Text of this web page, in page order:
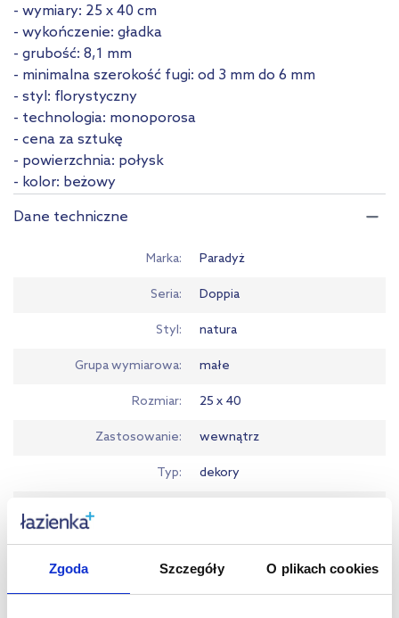
Zgoda Szczegóły O plikach cookies
- wymiary: 25 x 40 cm
- wykończenie: gładka
- grubość: 8,1 mm
- minimalna szerokość fugi: od 3 mm do 6 mm
- styl: florystyczny
- technologia: monoporosa
- cena za sztukę
- powierzchnia: połysk
- kolor: beżowy
Dane techniczne
Marka Paradyż
Seria Doppia
Styl natura
Grupa wymiarowa małe
Rozmiar 25 x 40
Zastosowanie wewnątrz
Typ dekory
Powierzchnia poler
prostokąt